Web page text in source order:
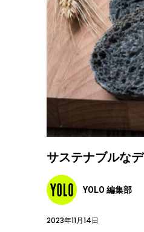
サステナブルな
YOLO 編集部
2023年11月14日